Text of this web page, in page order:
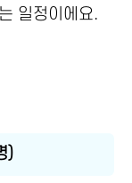
일정이에요.
)